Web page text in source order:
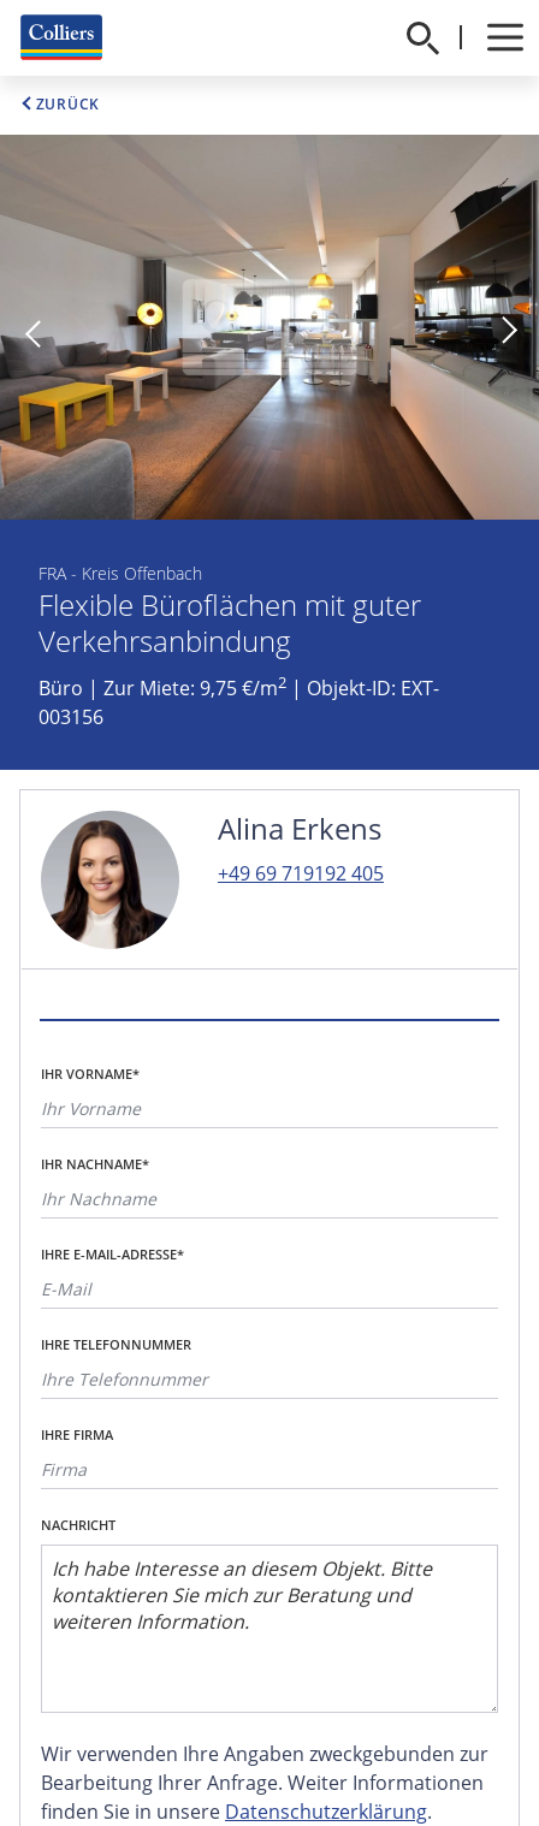
ZURÜCK
FRA - Kreis Offenbach
Flexible Büroflächen mit guter
Verkehrsanbindung
Büro | Zur Miete: 9,75 €/m2 | Objekt-ID: EXT-
003156
Alina Erkens
+49 69 719192 405
IHR VORNAME*
IHR NACHNAME*
IHRE E-MAIL-ADRESSE*
IHRE TELEFONNUMMER
IHRE FIRMA
NACHRICHT
Wir verwenden Ihre Angaben zweckgebunden zur
Bearbeitung Ihrer Anfrage. Weiter Informationen
finden Sie in unsere Datenschutzerklärung.
FACEBOOK